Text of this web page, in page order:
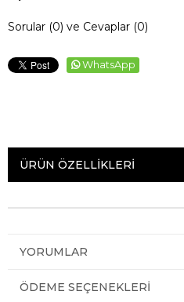
Sorular (0) ve Cevaplar (0)
WhatsApp
ÜRÜN ÖZELLIKLERI
YORUMLAR
ÖDEME SEÇENEKLERI